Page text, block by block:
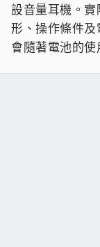
設音量耳機。
形、操作條件
會隨著電池的使